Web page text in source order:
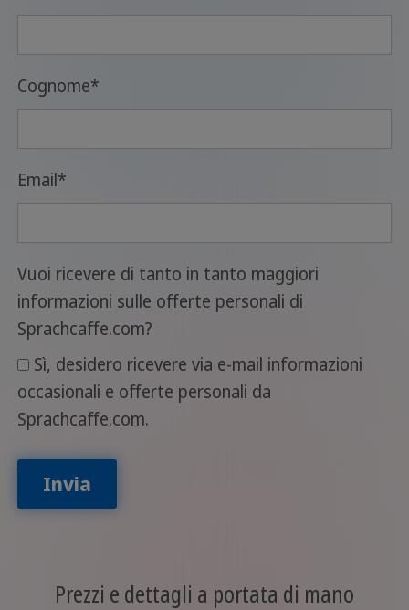
Cognome*
Email*
Vuoi ricevere di tanto in tanto maggiori
informazioni sulle offerte personali di
Sprachcaffe.com?
occasionali e offerte personali da
Sprachcaffe.com.
Invia
Prezzi e dettagli a portata di mano